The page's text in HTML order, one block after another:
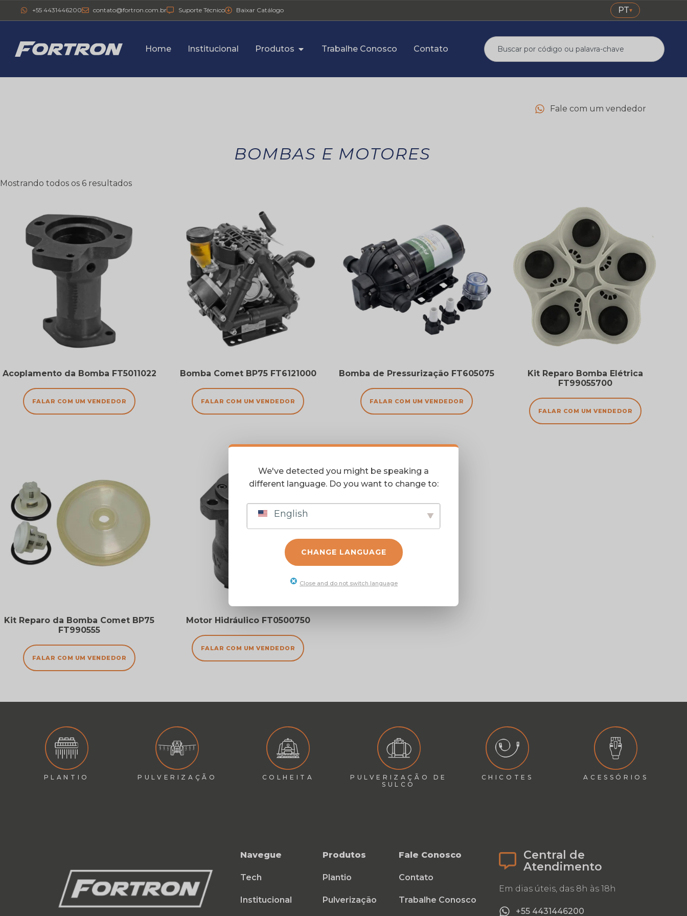
+55 4431446200 contato@fortron.com.br Suporte Técnico Baixar Catálogo PT▾
Home Institucional Produtos Trabalhe Conosco Contato
Fale com um vendedor
BOMBAS E MOTORES
Mostrando todos os 6 resultados
Acoplamento da Bomba FT5011022
FALAR COM UM VENDEDOR
Bomba Comet BP75 FT6121000
FALAR COM UM VENDEDOR
Bomba de Pressurização FT605075
FALAR COM UM VENDEDOR
Kit Reparo Bomba Elétrica
FT99055700
FALAR COM UM VENDEDOR
Kit Reparo da Bomba Comet BP75
FT990555
FALAR COM UM VENDEDOR
Motor Hidráulico FT0500750
FALAR COM UM VENDEDOR
PLANTIO PULVERIZAÇÃO COLHEITA
PULVERIZAÇÃO DE
SULCO
CHICOTES ACESSÓRIOS
Navegue
Tech
Institucional
Produtos
Plantio
Pulverização
Fale Conosco
Contato
Trabalhe Conosco
Central de
Atendimento
Em dias úteis, das 8h às 18h
+55 4431446200
We've detected you might be speaking a
different language. Do you want to change to:
English
CHANGE LANGUAGE
Close and do not switch language